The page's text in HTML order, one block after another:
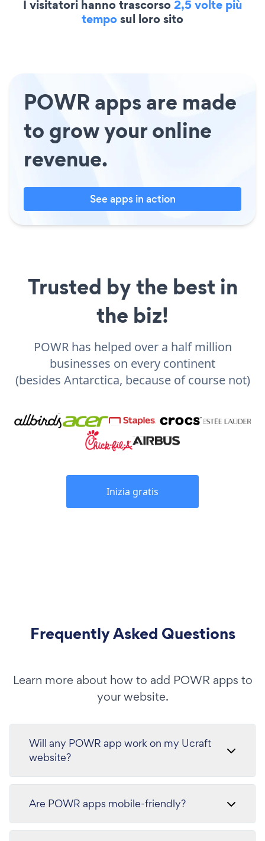
I visitatori hanno trascorso2,5 volte più
temposul loro sito
POWR apps are made
to grow your online
revenue.
See apps in action
Trusted by the best in
the biz!
POWR has helped over a half million
businesses on every continent
(besides Antarctica, because of course not)
Inizia gratis
Frequently Asked Questions
Learn more about how to add POWR apps to
your website.
Will any POWR app work on my Ucraft
website?
Are POWR apps mobile-friendly?